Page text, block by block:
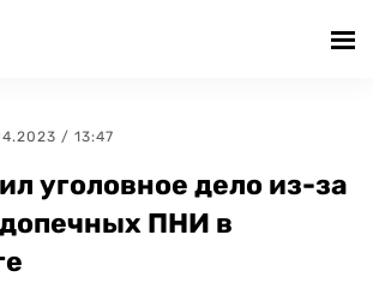
/ 13:47
уголовное дело из-за
ПНИ в